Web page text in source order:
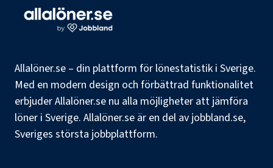
Allalöner.se – din plattform för lönestatistik i Sverige.
Med en modern design och förbättrad funktionalitet
erbjuder Allalöner.se nu alla möjligheter att jämföra
löner i Sverige. Allalöner.se är en del av jobbland.se,
Sveriges största jobbplattform.